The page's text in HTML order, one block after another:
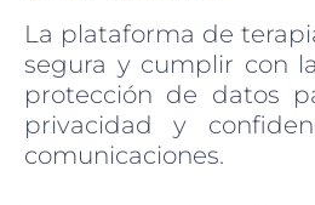
La plataforma de
segura y cumplir con
protección de datos
privacidad y
comunicaciones.